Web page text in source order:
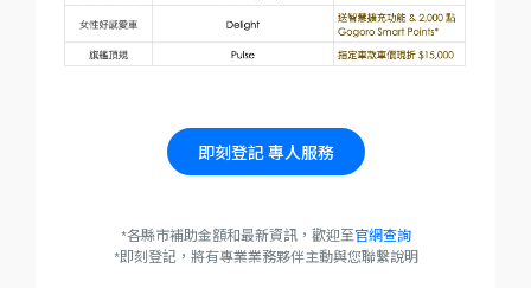
即刻登記 專人服務
*各縣市補助金額和最新資訊，歡迎至官網查詢
*即刻登記，將有專業業務夥伴主動與您聯繫說明